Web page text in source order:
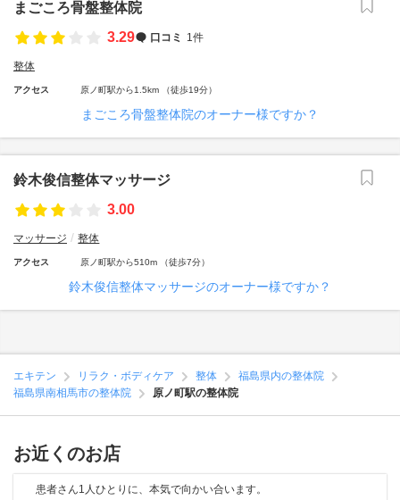
まごころ骨盤整体院
3.29
口コミ 1件
整体
アクセス 原ノ町駅から1.5km （徒歩19分）
まごころ骨盤整体院のオーナー様ですか？
鈴木俊信整体マッサージ
3.00
マッサージ 整体
アクセス 原ノ町駅から510m （徒歩7分）
鈴木俊信整体マッサージのオーナー様ですか？
エキテン リラク・ボディケア 整体
福島県内の整体院
福島県南相馬市の整体院
原ノ町駅の整体院
お近くのお店
患者さん1人ひとりに、本気で向かい合います。